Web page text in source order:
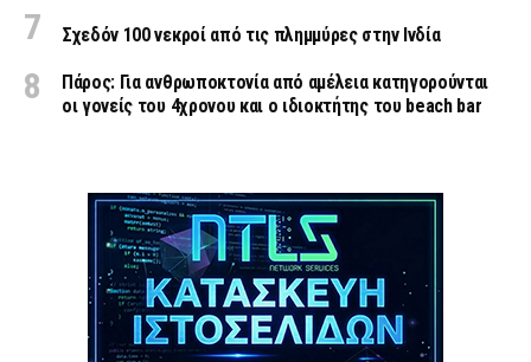
Σχεδόν 100 νεκροί από τις πλημμύρες στην Ινδία
Πάρος: Για ανθρωποκτονία από αμέλεια κατηγορούνται
οι γονείς του 4χρονου και ο ιδιοκτήτης του beach bar